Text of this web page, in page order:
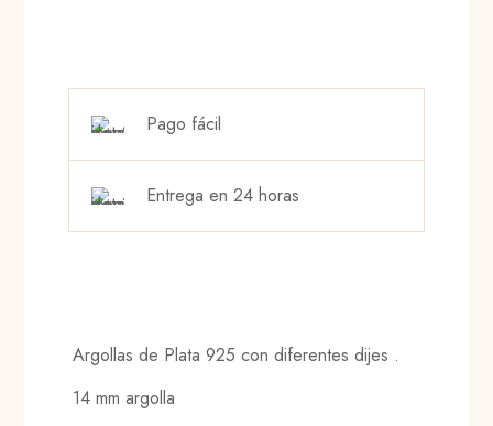
Pago fácil
Entrega en 24 horas
Argollas de Plata 925 con diferentes dijes .
14 mm argolla